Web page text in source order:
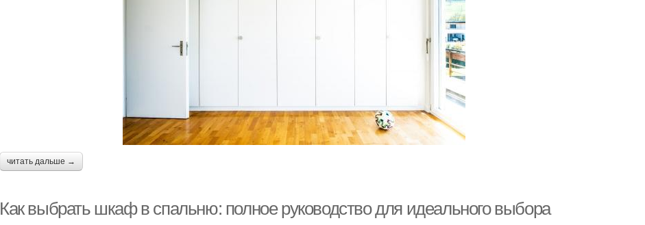
читать дальше →
Как выбрать шкаф в спальню: полное руководство для идеального выбора